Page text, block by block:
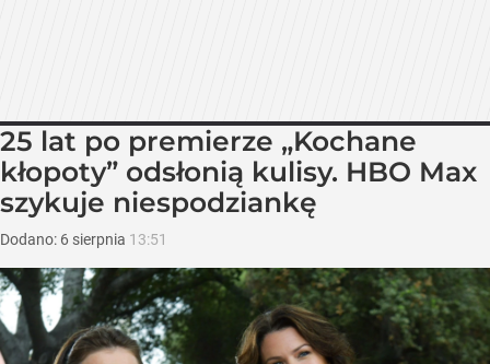
25 lat po premierze „Kochane
kłopoty” odsłonią kulisy. HBO Max
szykuje niespodziankę
Dodano: 6 sierpnia 13:51